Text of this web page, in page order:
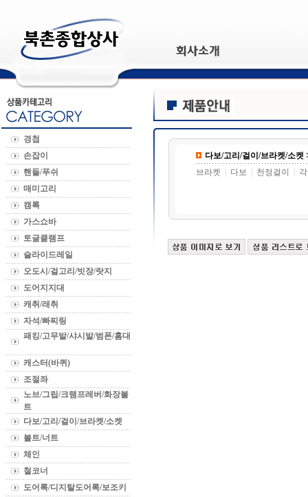
경첩
손잡이
핸들/푸쉬
매미고리
캠록
가스쇼바
토글클램프
슬라이드레일
오도시/걸고리/빗장/랏지
도어지지대
캐취/래취
자석/빠찌링
패킹/고무발/샤시발/범폰/홈대
캐스터(바퀴)
조절좌
노브/그립/크램프레버/화장볼
트
다보/고리/걸이/브라켓/소켓
볼트/너트
체인
철코너
도어록/디지탈도어록/보조키
다보/고리/걸이/브라켓/소켓
브라켓
다보 천정걸이